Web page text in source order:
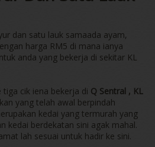
dan satu lauk samaada ayam,
harga RM5 di mana ianya
anda yang bekerja di sekitar KL
tiga cik iena bekerja di Q Sentral , KL
yang telah awal berpindah
kedai yang termurah yang
kedai berdekatan sini agak mahal.
lah sesuai untuk hadir ke sini.